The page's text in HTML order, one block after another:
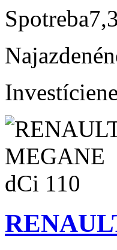
Spotreba
Najazdené
Investície